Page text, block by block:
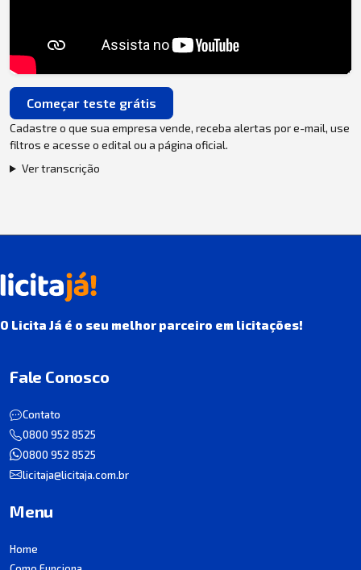
Começar teste grátis
Cadastre o que sua empresa vende, receba alertas por e-mail, use
filtros e acesse o edital ou a página oficial.
Ver transcrição
O Licita Já é o seu melhor parceiro em licitações!
Fale Conosco
Contato
0800 952 8525
0800 952 8525
licitaja@licitaja.com.br
Menu
Home